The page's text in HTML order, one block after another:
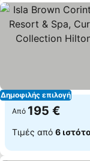
Δημοφιλής επιλογή
Από 195 €
Τιμές από 6